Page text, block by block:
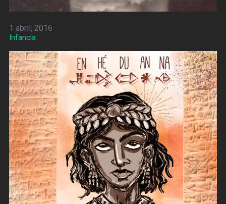
1 abril, 2016
Infancia